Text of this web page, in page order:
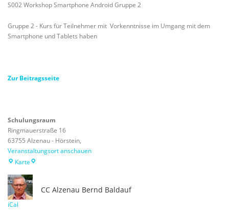
S002 Workshop Smartphone Android Gruppe 2
Gruppe 2 - Kurs für Teilnehmer mit Vorkenntnisse im Umgang mit dem
Smartphone und Tablets haben
Zur Beitragsseite
Schulungsraum
Ringmauerstraße 16
63755 Alzenau - Hörstein,
Veranstaltungsort anschauen
KarteSchulungsraum
CC Alzenau Bernd Baldauf
iCal